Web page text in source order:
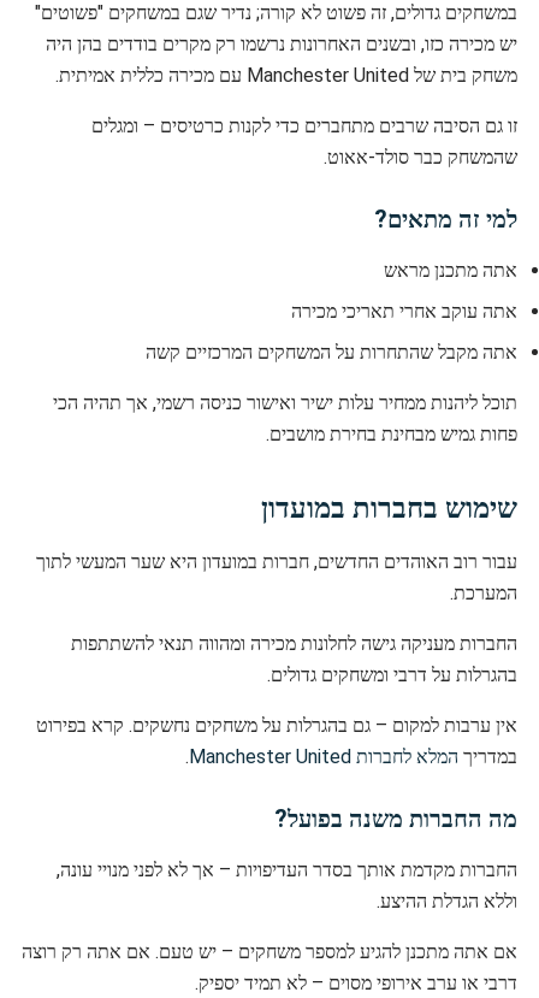
במשחקים גדולים, זה פשוט לא קורה; נדיר שגם במשחקים "פשוטים"
יש מכירה כזו, ובשנים האחרונות נרשמו רק מקרים בודדים בהן היה
משחק בית של Manchester United עם מכירה כללית אמיתית.
זו גם הסיבה שרבים מתחברים כדי לקנות כרטיסים – ומגלים
שהמשחק כבר סולד-אאוט.
למי זה מתאים?
אתה מתכנן מראש
אתה עוקב אחרי תאריכי מכירה
אתה מקבל שהתחרות על המשחקים המרכזיים קשה
תוכל ליהנות ממחיר עלות ישיר ואישור כניסה רשמי, אך תהיה הכי
פחות גמיש מבחינת בחירת מושבים.
שימוש בחברות במועדון
עבור רוב האוהדים החדשים, חברות במועדון היא שער המעשי לתוך
המערכת.
החברות מעניקה גישה לחלונות מכירה ומהווה תנאי להשתתפות
בהגרלות על דרבי ומשחקים גדולים.
אין ערבות למקום – גם בהגרלות על משחקים נחשקים. קרא בפירוט
במדריך המלא לחברות Manchester United .
מה החברות משנה בפועל?
החברות מקדמת אותך בסדר העדיפויות – אך לא לפני מנויי עונה,
וללא הגדלת ההיצע.
אם אתה מתכנן להגיע למספר משחקים – יש טעם. אם אתה רק רוצה
דרבי או ערב אירופי מסוים – לא תמיד יספיק.